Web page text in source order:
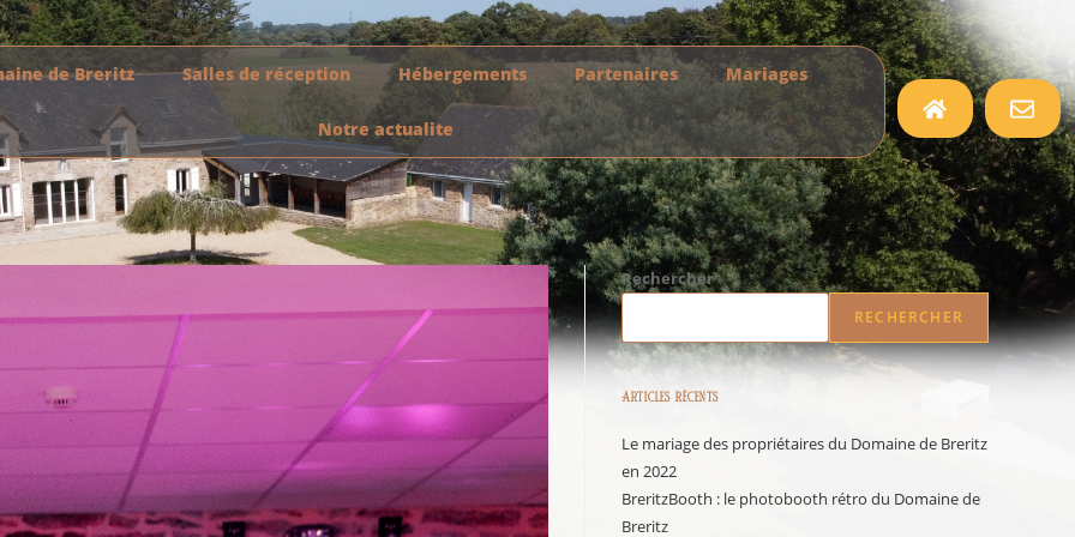
de Breritz Salles de réception Hébergements Partenaires Mariages
Notre actualite
Rechercher
RECHERCHER
Articles récents
Le mariage des propriétaires du Domaine de Breritz
en 2022
BreritzBooth : le photobooth rétro du Domaine de
Breritz